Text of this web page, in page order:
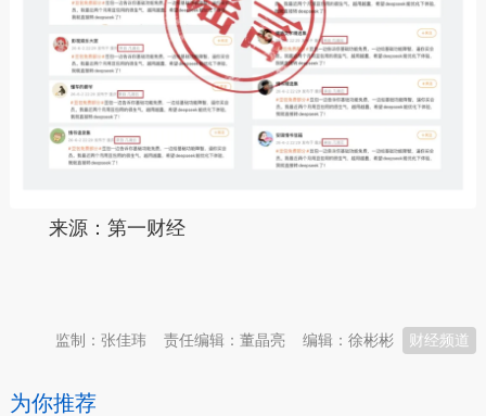
来源：第一财经
财经频道
编辑：徐彬彬
责任编辑：董晶亮
监制：张佳玮
为你推荐